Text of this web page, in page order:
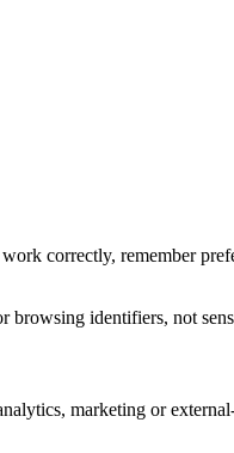
correctly, remember
identifiers, not
marketing or